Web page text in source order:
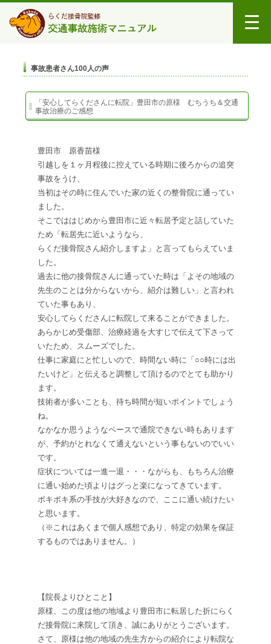
事故患者さん100人の声
「安心してらくださんに転院」豊田市の原様 むちうち＆交通
事故治療のご感想
豊田市 原香苗様
引越しを１ヶ月程後に控えている時期に後ろからの追突
事故をうけ、
当初はその時に住んでいた家の近くの整骨院に通ってい
ました。
そこでははじめから豊田市に近々転居予定と話していた
ため「転居先に近いようなら、
らくだ接骨院さん紹介しますよ」と言ってもらえていま
した。
過去に他の接骨院さんに通っていた時は「よその地域の
先生のことは分からないから、紹介は難しい」と言われ
ていた事もあり、
安心してらくださんに転院して来ることができました。
あらかじめ受傷部、治療経過を大すじで伝えて下さって
いたため、スムーズでした。
仕事に家庭にと忙しいので、時間ない時に「○○時には出
たいけど」と伝えると調整して頂けるのでとても助かり
ます。
技術者が多いことも、待ち時間が短いポイントでしょう
ね。
なかなか思うようなペースで通院できない時もあります
が、予約がとれなくて通えないという事もないのでいい
です。
症状については一進一退・・・ながらも、もちろん治療
に通い始めた頃よりはグっと楽になってきています。
ポキポキ系の手技が大好きなので、ここに通い続けたい
と思います。
（※これはあくまで個人感想であり、特定の効果を保証
するものではありません。）
【院長よりひとこと】
原様、この度は他の地域より豊田市に転居した折にらく
だ接骨院に来院して頂き、誠にありがとうございます。
さて、原様は他の地域の先生方からの紹介により転院な